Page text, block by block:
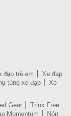
đạp trẻ em
Xe đạp
tùng xe đạp
Xe
Gear
Trinx Free
Momentum Nón